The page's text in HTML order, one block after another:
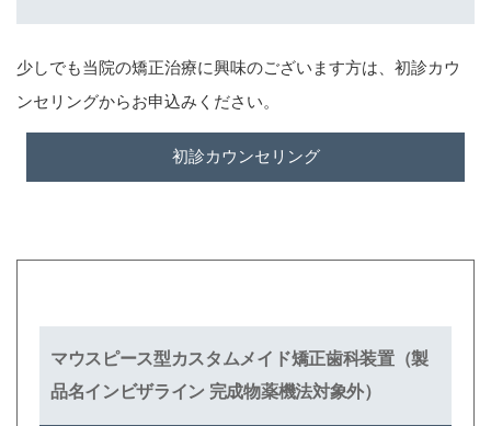
少しでも当院の矯正治療に興味のございます方は、初診カウ
ンセリング​からお申込みください。
初診カウンセリング
マウスピース型カスタムメイド矯正歯科装置（製
品名インビザライン 完成物薬機法対象外）